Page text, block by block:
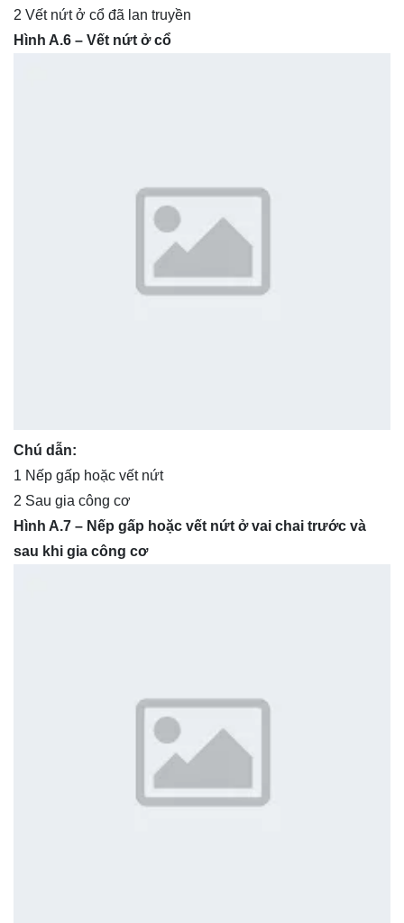
2 Vết nứt ở cổ đã lan truyền
Hình A.6 – Vết nứt ở cổ
Chú dẫn:
1 Nếp gấp hoặc vết nứt
2 Sau gia công cơ
Hình A.7 – Nếp gấp hoặc vết nứt ở vai chai trước và
sau khi gia công cơ